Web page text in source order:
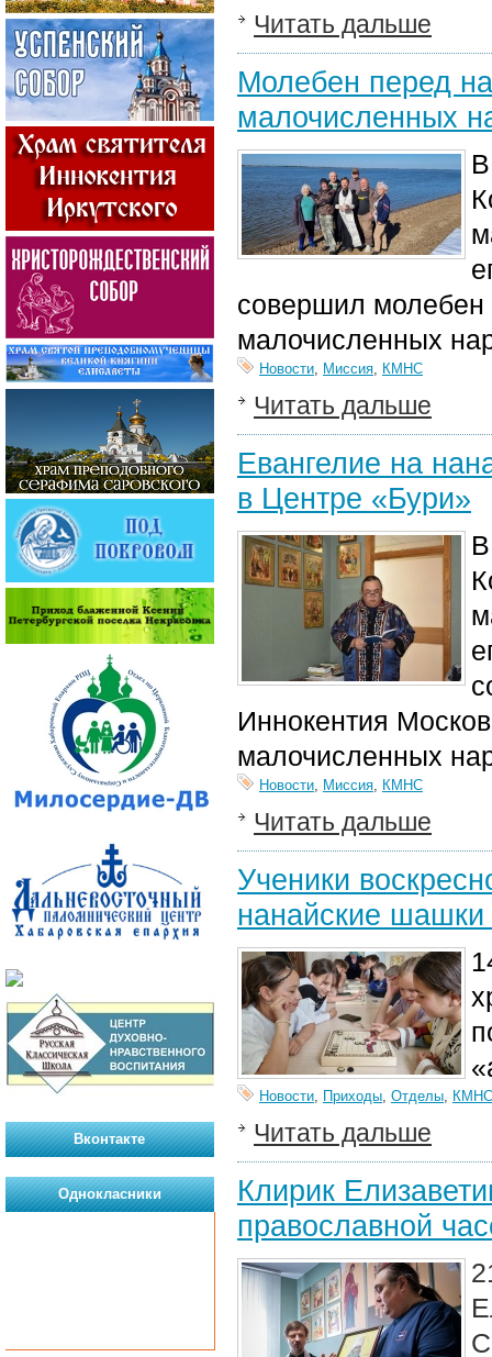
Читать дальше
Молебен перед
малочисленных
совершил
малочисленных
Новости, Миссия, КМНС
Читать дальше
Евангелие на
в Центре «Бури»
Иннокентия
малочисленных
Новости, Миссия, КМНС
Читать дальше
Ученики
нанайские шашки
Новости, Приходы, Отделы, КМНС
Читать дальше
Клирик
православной
Вконтакте
Однокласники